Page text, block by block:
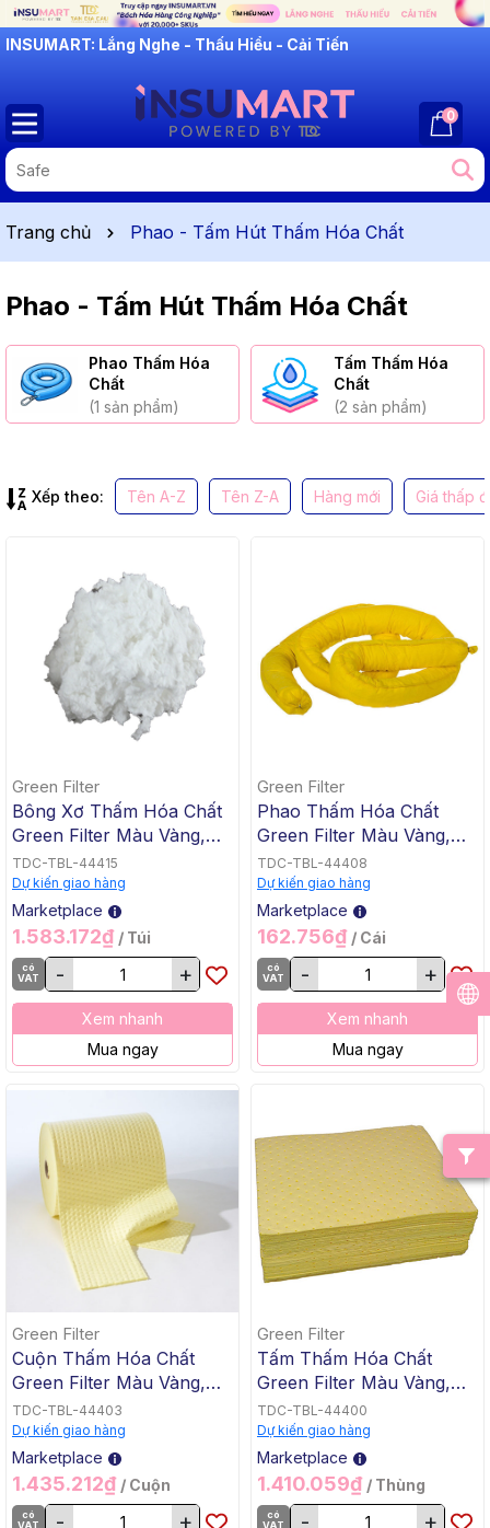
INSUMART: Lắng Nghe - Thấu Hiểu - Cải Tiến
0
Trang chủ Phao - Tấm Hút Thấm Hóa Chất
Phao - Tấm Hút Thấm Hóa Chất
Phao Thấm Hóa
Chất
(1 sản phẩm)
Tấm Thấm Hóa
Chất
(2 sản phẩm)
Xếp theo: Tên A-Z Tên Z-A Hàng mới Giá thấp
Green Filter
Bông Xơ Thấm Hóa Chất
Green Filter Màu Vàng,
10kg/Túi
TDC-TBL-44415
Dự kiến giao hàng
Marketplace
1.583.172₫ / Túi
có
VAT
- +
Xem nhanh
Mua ngay
Green Filter
Phao Thấm Hóa Chất
Green Filter Màu Vàng,
7.6cm x 120cm
TDC-TBL-44408
Dự kiến giao hàng
Marketplace
162.756₫ / Cái
có
VAT
- +
Xem nhanh
Mua ngay
Green Filter
Cuộn Thấm Hóa Chất
Green Filter Màu Vàng,
40cm x 50m, 250g/m²,
Dày 3mm
TDC-TBL-44403
Dự kiến giao hàng
Marketplace
1.435.212₫ / Cuộn
có
VAT
- +
Green Filter
Tấm Thấm Hóa Chất
Green Filter Màu Vàng,
40x50cm, 300g/m², Dày
3mm, 100 Tấm/Thùng
TDC-TBL-44400
Dự kiến giao hàng
Marketplace
1.410.059₫ / Thùng
có
VAT
- +